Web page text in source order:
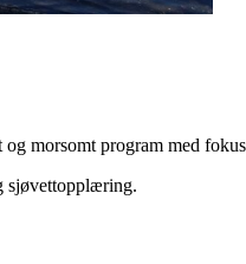
morsomt program med
sjøvettopplæring.